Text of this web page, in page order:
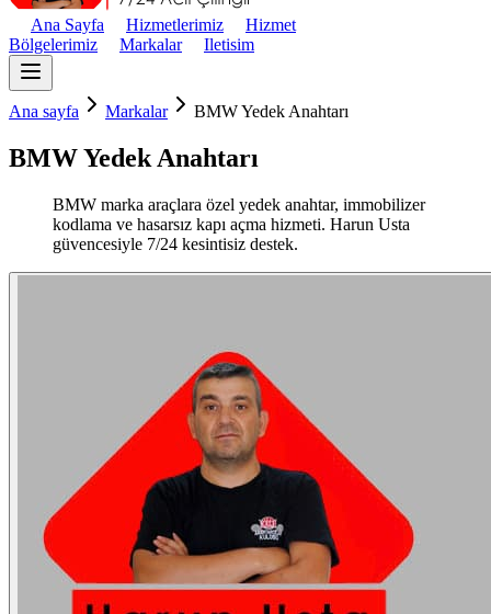
Ana Sayfa Hizmetlerimiz
Hizmet
Bölgelerimiz
Markalar Iletisim
Ana sayfa Markalar BMW Yedek Anahtarı
BMW Yedek Anahtarı
BMW marka araçlara özel yedek anahtar, immobilizer
kodlama ve hasarsız kapı açma hizmeti. Harun Usta
güvencesiyle 7/24 kesintisiz destek.